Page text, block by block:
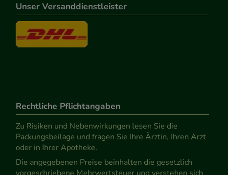
Unser Versanddienstleister
Rechtliche Pflichtangaben
Zu Risiken und Nebenwirkungen lesen Sie die
Packungsbeilage und fragen Sie Ihre Ärztin, Ihren Arzt
oder in Ihrer Apotheke.
Die angegebenen Preise beinhalten die gesetzlich